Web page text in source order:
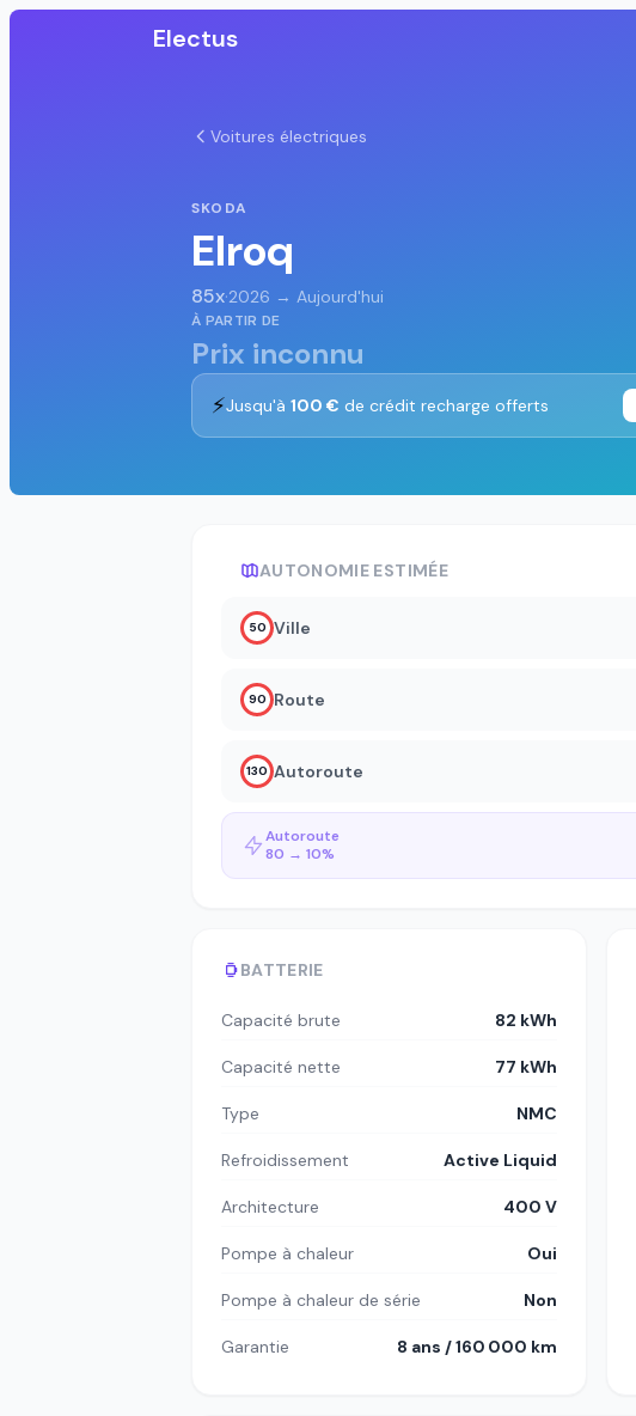
Electus
Voitures électriques
SKODA
Elroq
85x·2026 → Aujourd'hui
À PARTIR DE
Prix inconnu
⚡Jusqu'à 100 € de crédit recharge offerts
AUTONOMIE ESTIMÉE
50 Ville
90 Route
130 Autoroute
Autoroute
80 → 10%
BATTERIE
Capacité brute 82 kWh
Capacité nette 77 kWh
Type NMC
Refroidissement Active Liquid
Architecture 400 V
Pompe à chaleur Oui
Pompe à chaleur de série Non
Garantie 8 ans / 160 000 km